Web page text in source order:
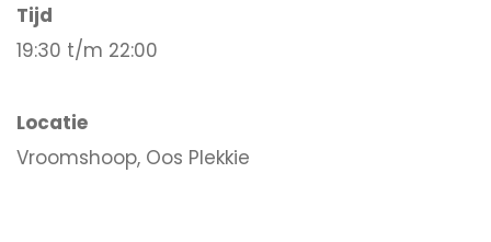
Tijd
19:30 t/m 22:00
Locatie
Vroomshoop, Oos Plekkie